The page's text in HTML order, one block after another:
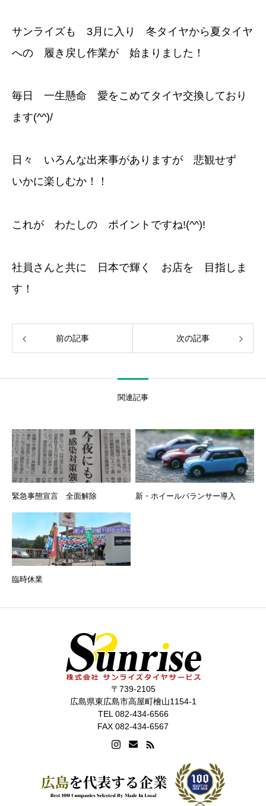
サンライズも 3月に入り 冬タイヤから夏タイヤ
への 履き戻し作業が 始まりました！
毎日 一生懸命 愛をこめてタイヤ交換しており
ます(^^)/
日々 いろんな出来事がありますが 悲観せず
いかに楽しむか！！
これが わたしの ポイントですね!(^^)!
社員さんと共に 日本で輝く お店を 目指しま
す！
前の記事 次の記事
関連記事
緊急事態宣言 全面解除 新・ホイールバランサー導入
臨時休業
〒739-2105
広島県東広島市高屋町檜山1154-1
TEL 082-434-6566
FAX 082-434-6567